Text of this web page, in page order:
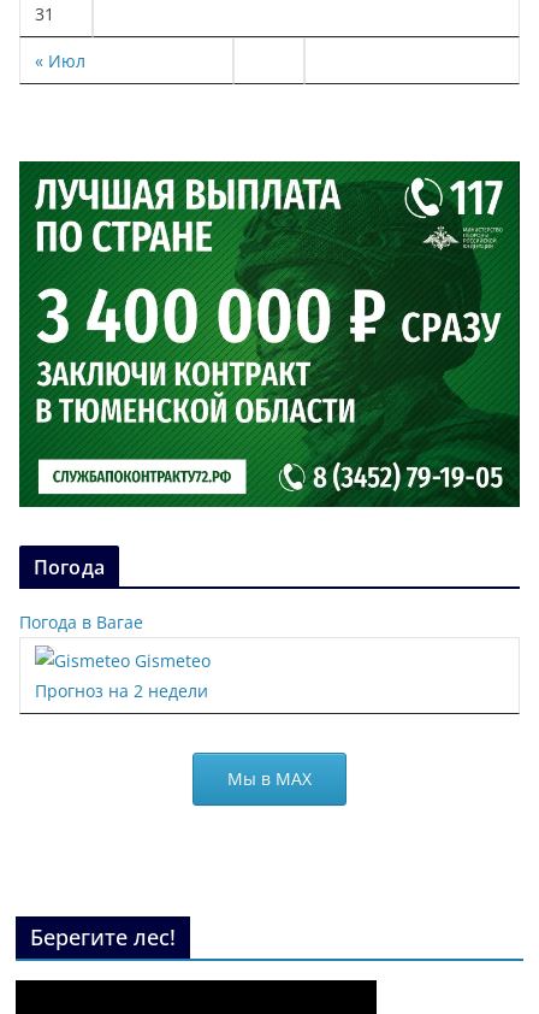
« Июл
31
Погода
Погода в Вагае
Gismeteo
Прогноз на 2 недели
Мы в МАХ
Берегите лес!